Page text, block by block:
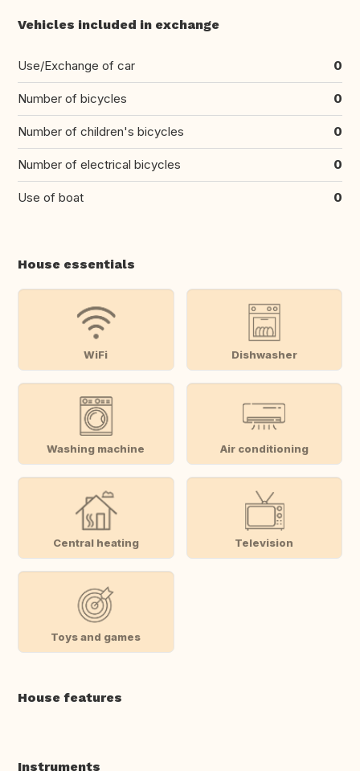
Vehicles included in exchange
Use/Exchange of car 0
Number of bicycles 0
Number of children's bicycles 0
Number of electrical bicycles 0
Use of boat 0
House essentials
WiFi Dishwasher
Washing machine Air conditioning
Central heating Television
Toys and games
House features
Instruments